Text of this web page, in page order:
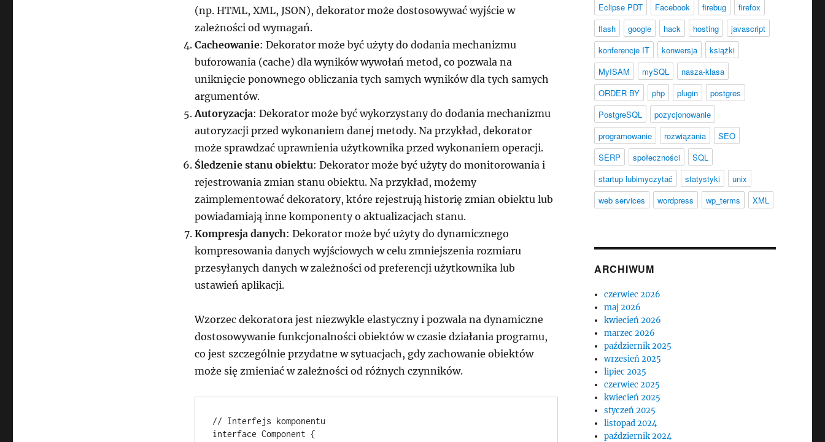
(np. HTML, XML, JSON), dekorator może dostosowywać wyjście w
zależności od wymagań.
Cacheowanie: Dekorator może być użyty do dodania mechanizmu
buforowania (cache) dla wyników wywołań metod, co pozwala na
uniknięcie ponownego obliczania tych samych wyników dla tych samych
argumentów.
Autoryzacja: Dekorator może być wykorzystany do dodania mechanizmu
autoryzacji przed wykonaniem danej metody. Na przykład, dekorator
może sprawdzać uprawnienia użytkownika przed wykonaniem operacji.
Śledzenie stanu obiektu: Dekorator może być użyty do monitorowania i
rejestrowania zmian stanu obiektu. Na przykład, możemy
zaimplementować dekoratory, które rejestrują historię zmian obiektu lub
powiadamiają inne komponenty o aktualizacjach stanu.
Kompresja danych: Dekorator może być użyty do dynamicznego
kompresowania danych wyjściowych w celu zmniejszenia rozmiaru
przesyłanych danych w zależności od preferencji użytkownika lub
ustawień aplikacji.
Wzorzec dekoratora jest niezwykle elastyczny i pozwala na dynamiczne
dostosowywanie funkcjonalności obiektów w czasie działania programu,
co jest szczególnie przydatne w sytuacjach, gdy zachowanie obiektów
może się zmieniać w zależności od różnych czynników.
// Interfejs komponentu
interface Component {
Eclipse PDT
Facebook firebug
firefox
flash
google hack hosting
javascript
konferencje IT
konwersja
książki
MyISAM
mySQL
nasza-klasa
ORDER BY
php plugin
postgres
PostgreSQL
pozycjonowanie
programowanie
rozwiązania
SEO
SERP
społeczności
SQL
startup lubimyczytać
statystyki
unix
web services
wordpress wp_terms XML
ARCHIWUM
czerwiec 2026
maj 2026
kwiecień 2026
marzec 2026
październik 2025
wrzesień 2025
lipiec 2025
czerwiec 2025
kwiecień 2025
styczeń 2025
listopad 2024
październik 2024